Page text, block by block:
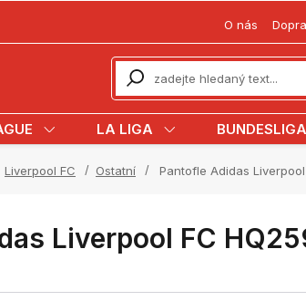
O nás
LA LIGA BUNDESLIGA
Liverpool FC Ostatní Pantofle Adidas
Liverpool FC